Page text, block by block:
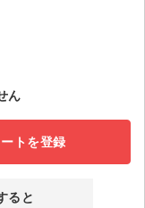
ん
トを登録
ると